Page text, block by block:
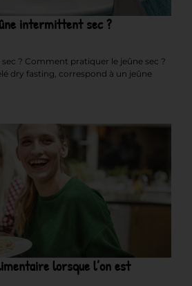
intermittent sec ?
sec ? Comment pratiquer le jeûne sec ?
dry fasting, correspond à un jeûne
lorsque l’on est